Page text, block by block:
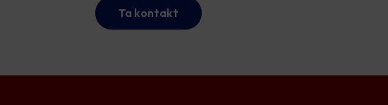
Ta kontakt